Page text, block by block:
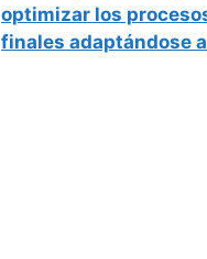
optimizar los
finales adaptándose